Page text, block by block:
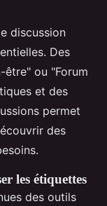
discussion
Des
être" ou "Forum
et des
permet
des
les étiquettes
des outils